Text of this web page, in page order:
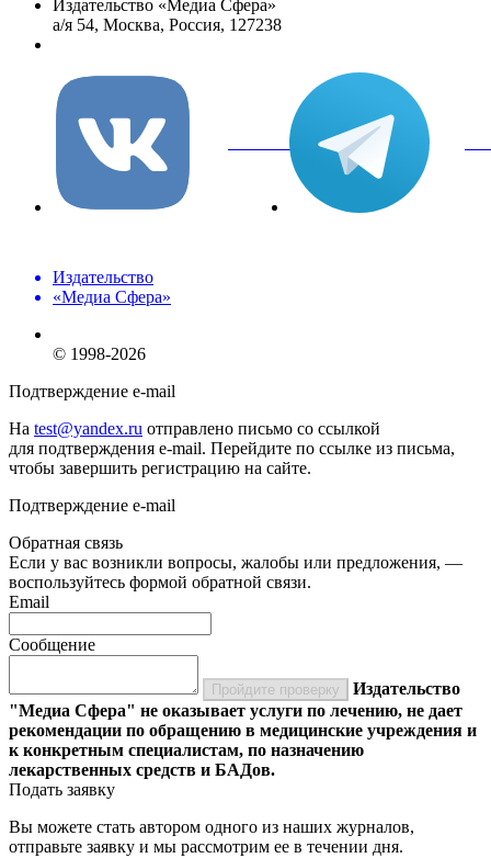
Издательство «Медиа Сфера»
а/я 54, Москва, Россия, 127238
вКонтакте
Издательство
«Медиа Сфера»
© 1998-2026
Подтверждение e-mail
На test@yandex.ru отправлено письмо со ссылкой
для подтверждения e-mail. Перейдите по ссылке из письма,
чтобы завершить регистрацию на сайте.
Подтверждение e-mail
Обратная связь
Если у вас возникли вопросы, жалобы или предложения, —
воспользуйтесь формой обратной связи.
Email
Сообщение
Пройдите проверку
Издательство
"Медиа Сфера" не оказывает услуги по лечению, не дает
рекомендации по обращению в медицинские учреждения и
к конкретным специалистам, по назначению
лекарственных средств и БАДов.
Подать заявку
Вы можете стать автором одного из наших журналов,
отправьте заявку и мы рассмотрим ее в течении дня.